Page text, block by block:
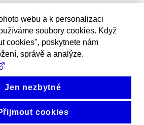
webu a k personalizaci
soubory cookies. Když
cookies", poskytnete nám
správě a analýze.
Jen nezbytné
cookies